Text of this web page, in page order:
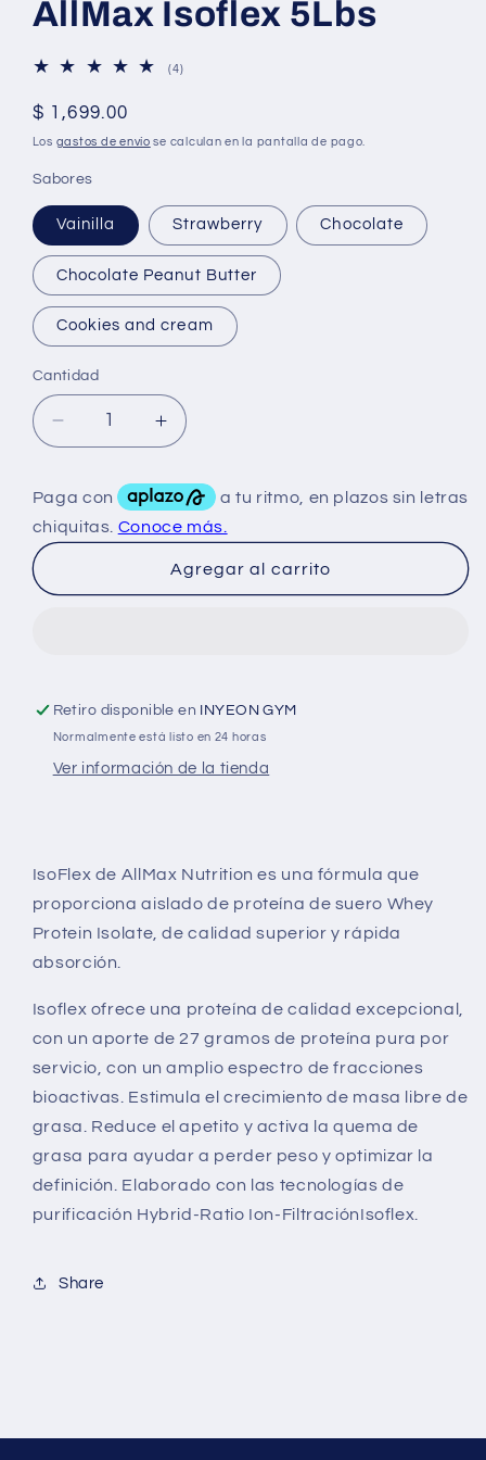
AllMax Isoflex 5Lbs
(4)4
Precio
habitual
$ 1,699.00
Los gastos de envío se calculan en la pantalla de pago.
Sabores
Vainilla Strawberry Chocolate
Chocolate Peanut Butter
Cookies and cream
Cantidad
Reducir
cantidad
AllMax
Isoflex
5Lbs
Aumentar
cantidad
para
AllMax
Isoflex
5Lbs
Agregar al carrito
Retiro disponible en INYEON GYM
Normalmente está listo en 24 horas
Ver información de la tienda
IsoFlex de AllMax Nutrition es una fórmula que
proporciona aislado de proteína de suero Whey
Protein Isolate, de calidad superior y rápida
absorción.
Isoflex ofrece una proteína de calidad excepcional,
con un aporte de 27 gramos de proteína pura por
servicio, con un amplio espectro de fracciones
bioactivas. Estimula el crecimiento de masa libre de
grasa. Reduce el apetito y activa la quema de
grasa para ayudar a perder peso y optimizar la
definición. Elaborado con las tecnologías de
purificación Hybrid-Ratio Ion-FiltraciónIsoflex.
Share